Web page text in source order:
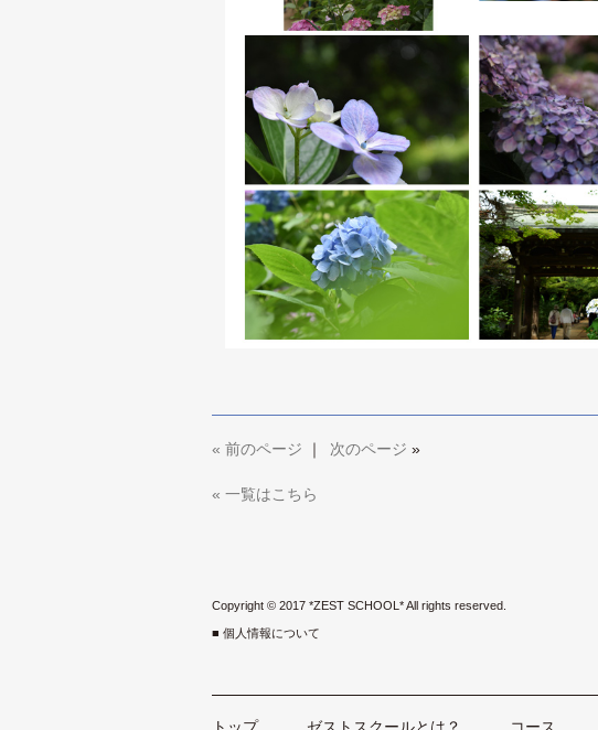
« 前のページ ｜ 次のページ »
« 一覧はこちら
Copyright © 2017 *ZEST SCHOOL* All rights reserved.
■ 個人情報について
トップ ゼストスクールとは？ コース